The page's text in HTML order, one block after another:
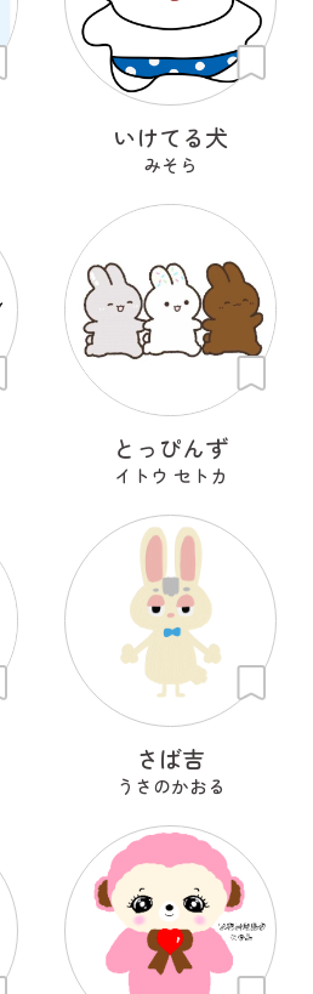
いけてる犬
みそら
とっぴんず
イトウ セトカ
さば吉
うさのかおる